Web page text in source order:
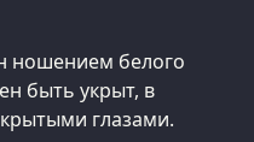
ношением белого
быть укрыт, в
глазами.